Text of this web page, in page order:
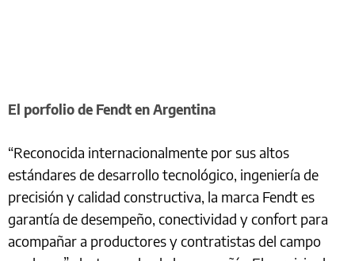
El porfolio de Fendt en Argentina
“Reconocida internacionalmente por sus altos
estándares de desarrollo tecnológico, ingeniería de
precisión y calidad constructiva, la marca Fendt es
garantía de desempeño, conectividad y confort para
acompañar a productores y contratistas del campo